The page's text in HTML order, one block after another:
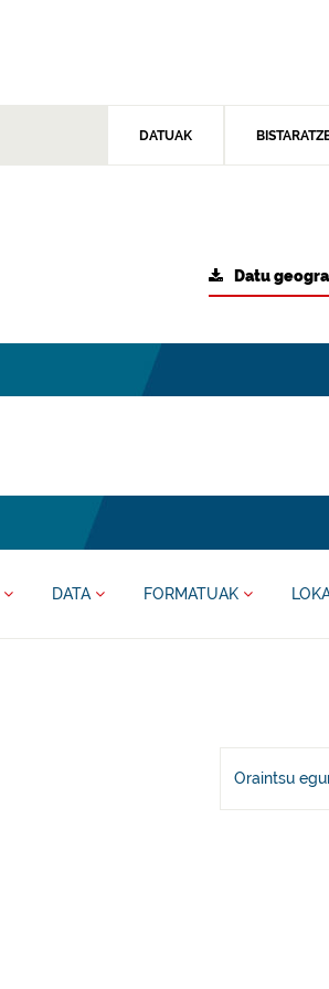
DATUAK
Datu
DATA FORMATUAK
Oraintsu